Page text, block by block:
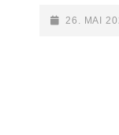
POSTED-
26. MAI